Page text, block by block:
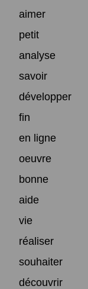
aimer
petit
analyse
savoir
développer
fin
en ligne
oeuvre
bonne
aide
vie
réaliser
souhaiter
découvrir